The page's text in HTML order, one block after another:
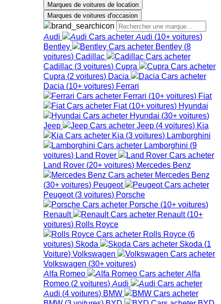
Marques de voitures de location
Marques de voitures d'occasion
Audi Audi (10+ voitures)
Bentley
Bentley (8
voitures) Cadillac
Cadillac (3 voitures) Cupra
Cupra (2 voitures) Dacia
Dacia (10+ voitures) Ferrari
Ferrari (10+ voitures) Fiat
Fiat (10+ voitures) Hyundai
Hyundai (30+ voitures)
Jeep
Jeep (4 voitures) Kia
Kia (3 voitures) Lamborghini
Lamborghini (9
voitures) Land Rover
Land Rover (20+ voitures) Mercedes Benz
Mercedes Benz
(30+ voitures) Peugeot
Peugeot (3 voitures) Porsche
Porsche (10+ voitures)
Renault
Renault (10+
voitures) Rolls Royce
Rolls Royce (6
voitures) Skoda Skoda (1
Voiture) Volkswagen
Volkswagen (30+ voitures)
Alfa Romeo
Alfa
Romeo (2 voitures) Audi
Audi (4 voitures) BMW